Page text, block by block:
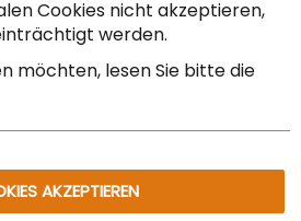
Impressum
& Sicherheit
Cookies nicht akzeptieren,
werden.
möchten, lesen Sie bitte die
AKZEPTIEREN